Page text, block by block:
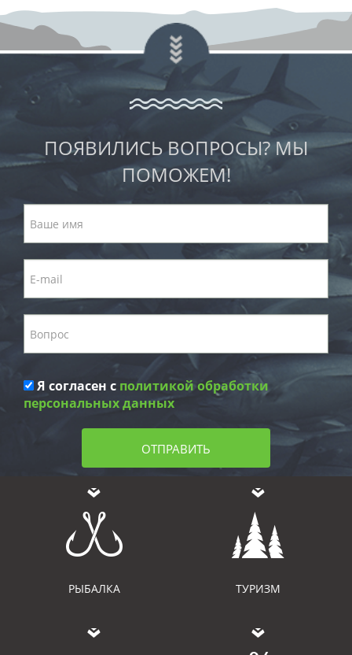
ПОЯВИЛИСЬ ВОПРОСЫ? МЫ
ПОМОЖЕМ!
Я согласен с политикой обработки
персональных данных
ОТПРАВИТЬ
РЫБАЛКА ТУРИЗМ